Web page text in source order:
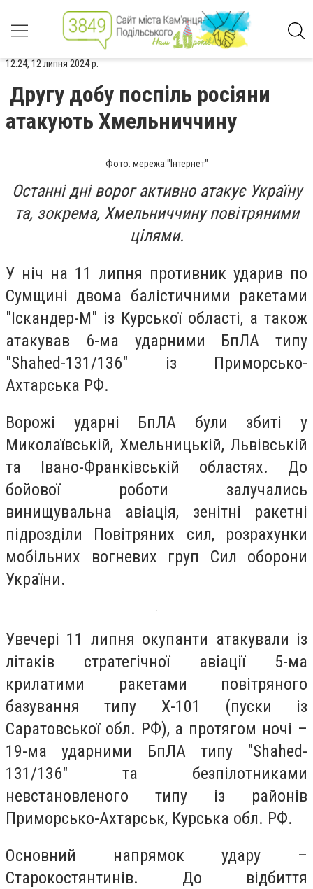
12:24, 12 липня 2024 р.
Другу добу поспіль росіяни
атакують Хмельниччину
Фото: мережа "Інтернет"
Останні дні ворог активно атакує Україну
та, зокрема, Хмельниччину повітряними
цілями.
У ніч на 11 липня противник ударив по
Сумщині двома балістичними ракетами
"Іскандер-М" із Курської області, а також
атакував 6-ма ударними БпЛА типу
"Shahed-131/136" із Приморсько-
Ахтарська РФ.
Ворожі ударні БпЛА були збиті у
Миколаївській, Хмельницькій, Львівській
та Івано-Франківській областях. До
бойової роботи залучались
винищувальна авіація, зенітні ракетні
підрозділи Повітряних сил, розрахунки
мобільних вогневих груп Сил оборони
України.
Увечері 11 липня окупанти атакували із
літаків стратегічної авіації 5-ма
крилатими ракетами повітряного
базування типу Х-101 (пуски із
Саратовської обл. РФ), а протягом ночі –
19-ма ударними БпЛА типу "Shahed-
131/136" та безпілотниками
невстановленого типу із районів
Приморсько-Ахтарськ, Курська обл. РФ.
Основний напрямок удару –
Старокостянтинів. До відбиття